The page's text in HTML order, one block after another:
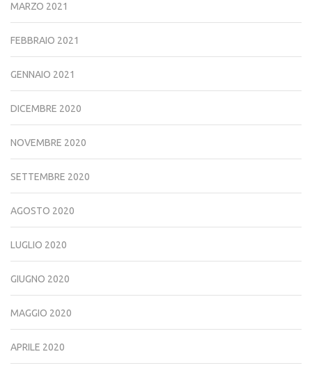
MARZO 2021
FEBBRAIO 2021
GENNAIO 2021
DICEMBRE 2020
NOVEMBRE 2020
SETTEMBRE 2020
AGOSTO 2020
LUGLIO 2020
GIUGNO 2020
MAGGIO 2020
APRILE 2020